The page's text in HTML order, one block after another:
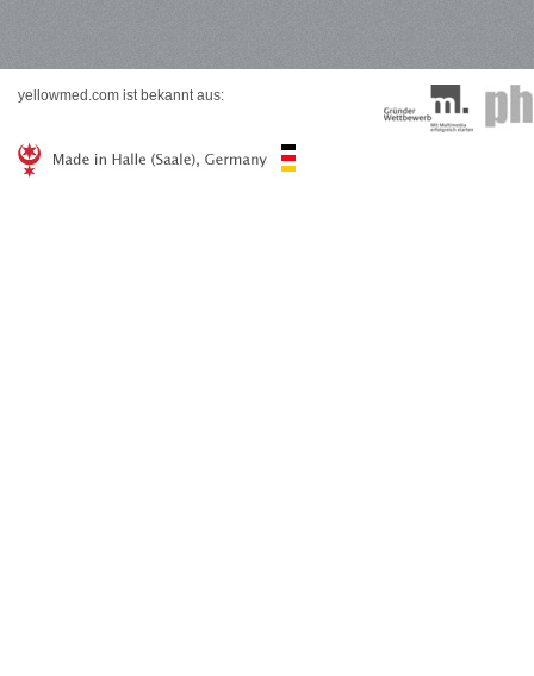
yellowmed.com ist bekannt aus: